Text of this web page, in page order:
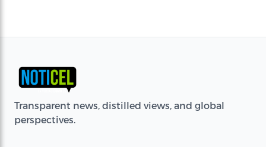
Transparent news, distilled views, and global
perspectives.